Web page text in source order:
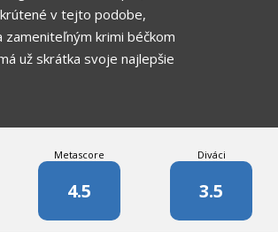
v tejto podobe,
zameniteľným krimi béčkom
už skrátka svoje najlepšie
Metascore
4.5
Diváci
3.5